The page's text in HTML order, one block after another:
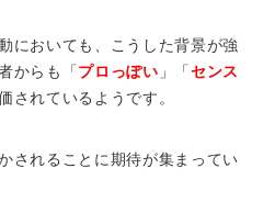
においても、こうした背景が強
からも「 プロっぽい 」「センス
されているようです。
されることに期待が集まってい